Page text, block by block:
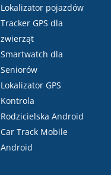
Lokalizator pojazdów
Tracker GPS dla
zwierząt
Smartwatch dla
Seniorów
Lokalizator GPS
Kontrola
Rodzicielska Android
Car Track Mobile
Android